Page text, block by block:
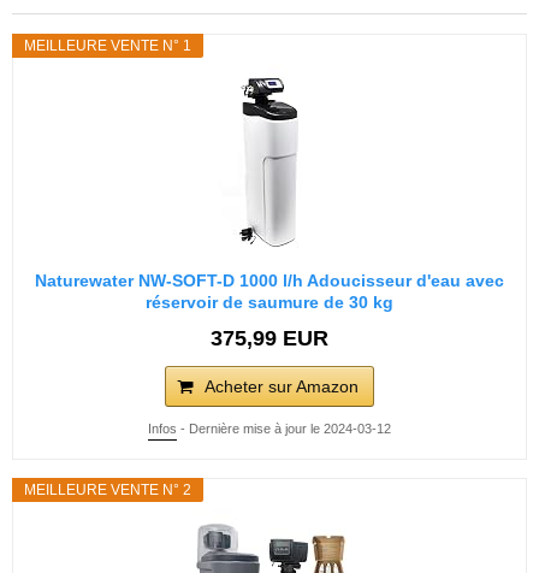
MEILLEURE VENTE N° 1
Naturewater NW-SOFT-D 1000 l/h Adoucisseur d'eau avec
réservoir de saumure de 30 kg
375,99 EUR
Acheter sur Amazon
Infos - Dernière mise à jour le 2024-03-12
MEILLEURE VENTE N° 2